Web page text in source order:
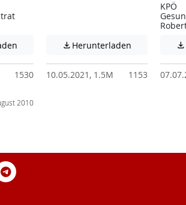
Achtung: Diese Datei enthält unter
1530
 Herunterladen Achtung:
10.05.2021, 1.5M 1153
KPÖ

2010